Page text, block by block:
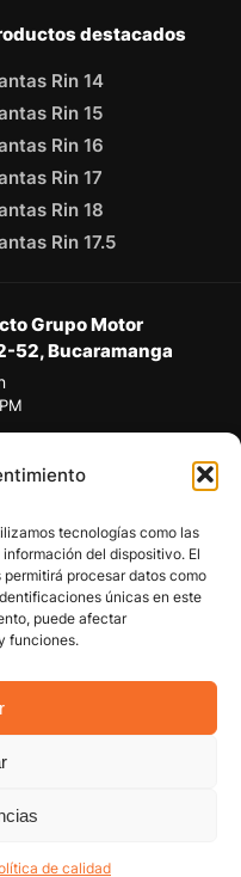
tecnologías como las
del dispositivo. El
procesar datos como
únicas en este
puede afectar
funciones.
de calidad
destacados
Rin 14
Rin 15
Rin 16
Rin 17
Rin 18
Rin 17.5
Grupo Motor
52, Bucaramanga
S.A.S. Todos los
o reembolsos